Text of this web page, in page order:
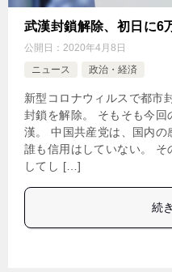
武漢封鎖解除、初日に6
公開日： 2020年4月8日
ニュース
政治・経済
新型コロナウィルスで都市
封鎖を解除。 そもそも今
漢。 中国共産党は、国内
誰も信用はしていない。 そ
してし […]
続